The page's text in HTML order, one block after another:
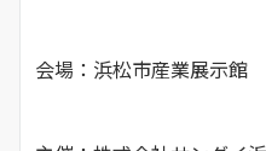
会場：浜松市産業展示館